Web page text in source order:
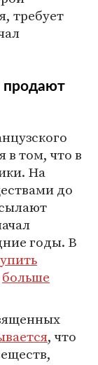
требует
продают
в том, что в
На
до
годы. В
больше
, что